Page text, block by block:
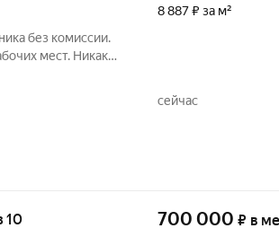
без комиссии.
мест. Никаких
потерять!
8 887 ₽ за м²
сейчас
10 700 000 ₽ в